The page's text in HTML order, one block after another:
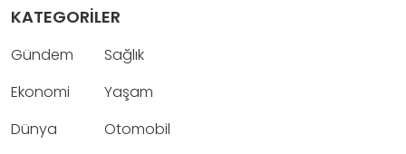
KATEGORİLER
Gündem
Ekonomi
Dünya
Sağlık
Yaşam
Otomobil